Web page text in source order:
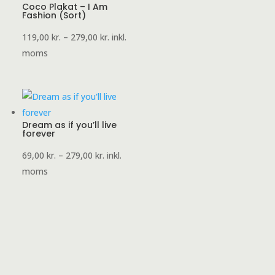
Coco Plakat – I Am
Fashion (Sort)
119,00kr. – 279,00kr. Prisinterval:
inkl.
moms
Dream as if you’ll live
forever
69,00kr. – 279,00kr. Prisinterval:
inkl.
moms